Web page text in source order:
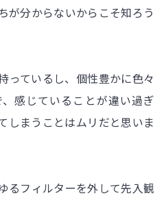
が分からないからこそ知ろう
っているし、個性豊かに色々
感じていることが違い過ぎ
しまうことはムリだと思いま
るフィルターを外して先入観